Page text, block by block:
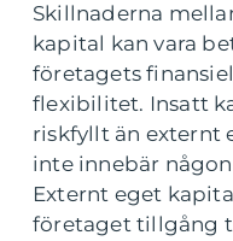
Skillnaderna
kapital kan vara
företagets
flexibilitet. Insatt
riskfyllt än externt
inte innebär
Externt eget
företaget tillgång